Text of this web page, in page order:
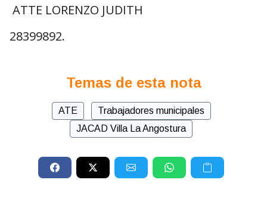
ATTE LORENZO JUDITH
28399892.
Temas de esta nota
ATE
Trabajadores municipales
JACAD Villa La Angostura